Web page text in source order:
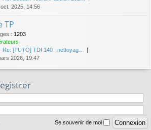
oct. 2025, 14:56
TP
: 1203
Re: [TUTO] TDI 140 : nettoyag…
2026, 19:47
Se souvenir de moi